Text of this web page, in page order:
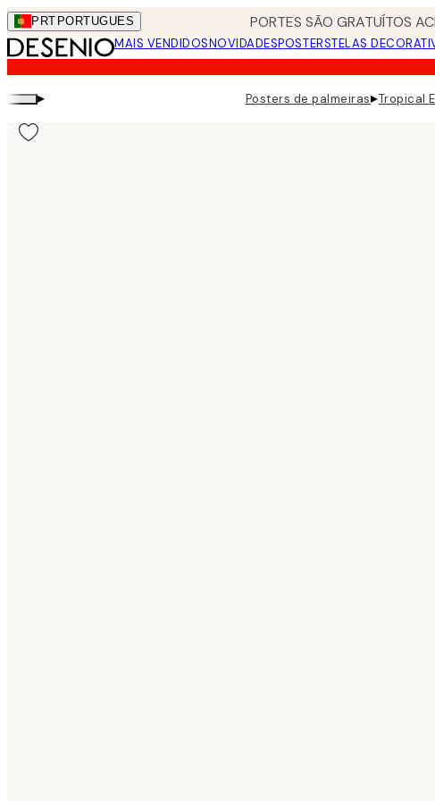
Skip
to
main
content.
PRT PORTUGUES PORTES SÃO GRATUÍTOS
MAIS VENDIDOSNOVIDADESPOSTERSTELAS
▸ Posters de palmeiras▸Tropical